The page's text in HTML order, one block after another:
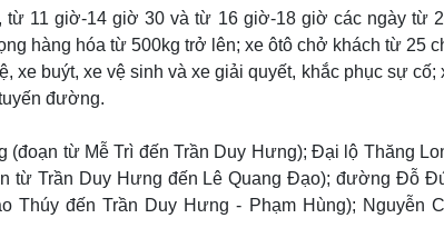
11 giờ-14 giờ 30 và từ 16 giờ-18 giờ các ngày từ
hàng hóa từ 500kg trở lên; xe ôtô chở khách từ 25
xe buýt, xe vệ sinh và xe giải quyết, khắc phục sự cố;
đường.
từ Mễ Trì đến Trần Duy Hưng); Đại lộ Thăng
từ Trần Duy Hưng đến Lê Quang Đạo); đường Đỗ
Thúy đến Trần Duy Hưng - Phạm Hùng); Nguyễn